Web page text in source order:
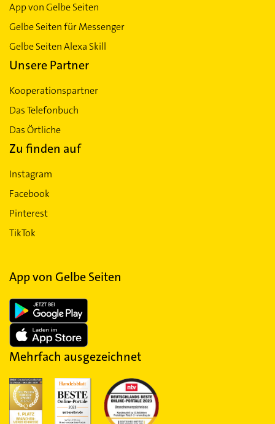
App von Gelbe Seiten
Gelbe Seiten für Messenger
Gelbe Seiten Alexa Skill
Unsere Partner
Kooperationspartner
Das Telefonbuch
Das Örtliche
Zu finden auf
Instagram
Facebook
Pinterest
TikTok
App von Gelbe Seiten
Mehrfach ausgezeichnet